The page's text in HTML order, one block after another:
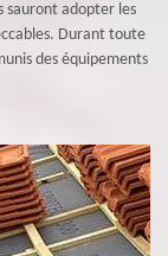
sauront adopter les
Durant toute
des équipements